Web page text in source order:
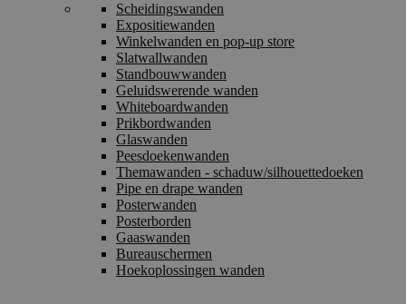
Scheidingswanden
Expositiewanden
Winkelwanden en pop-up store
Slatwallwanden
Standbouwwanden
Geluidswerende wanden
Whiteboardwanden
Prikbordwanden
Glaswanden
Peesdoekenwanden
Themawanden - schaduw/silhouettedoeken
Pipe en drape wanden
Posterwanden
Posterborden
Gaaswanden
Bureauschermen
Hoekoplossingen wanden